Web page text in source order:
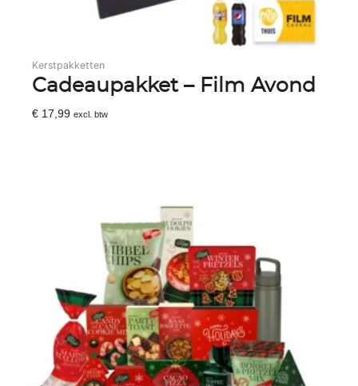
Kerstpakketten
Cadeaupakket – Film Avond
€ 17,99 excl. btw